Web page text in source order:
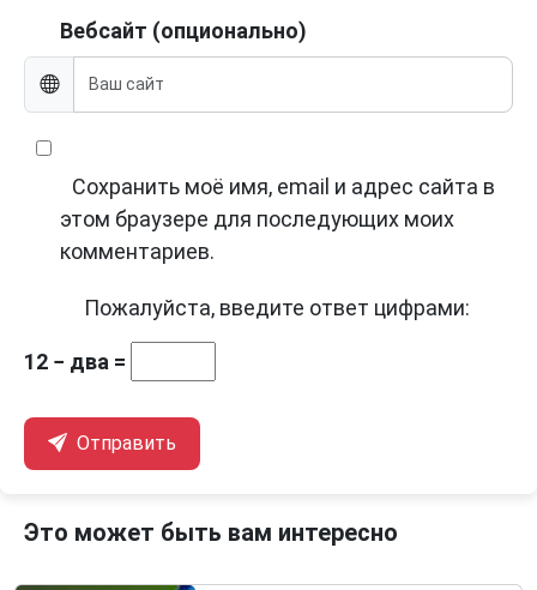
Вебсайт (опционально)
Сохранить моё имя, email и адрес сайта в
этом браузере для последующих моих
комментариев.
Пожалуйста, введите ответ цифрами:
12 − два =
Отправить
Это может быть вам интересно